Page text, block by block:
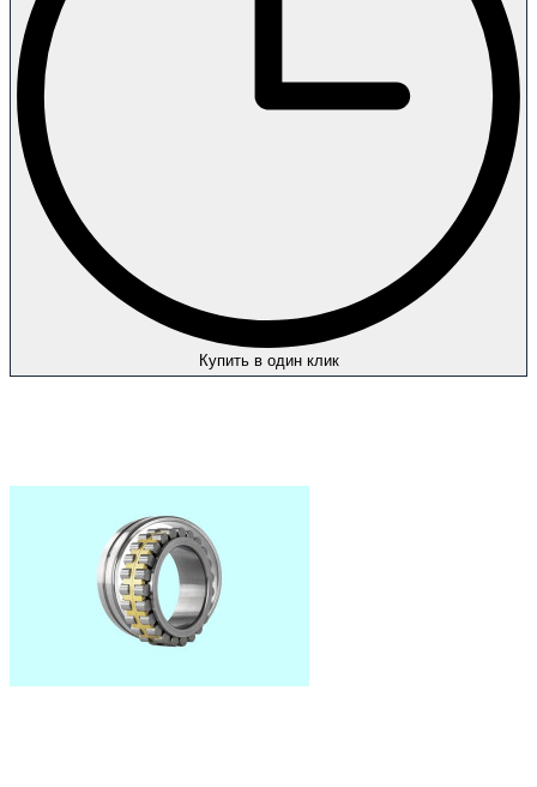
Купить в один клик